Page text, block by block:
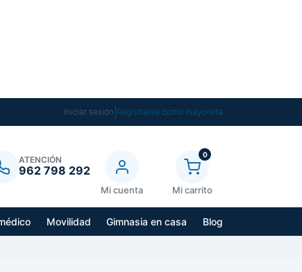
Iniciar sesión Registrarse como mayorista
ATENCIÓN
962 798 292
Mi cuenta
0
Mi carrito
Movilidad Gimnasia en casa Blog